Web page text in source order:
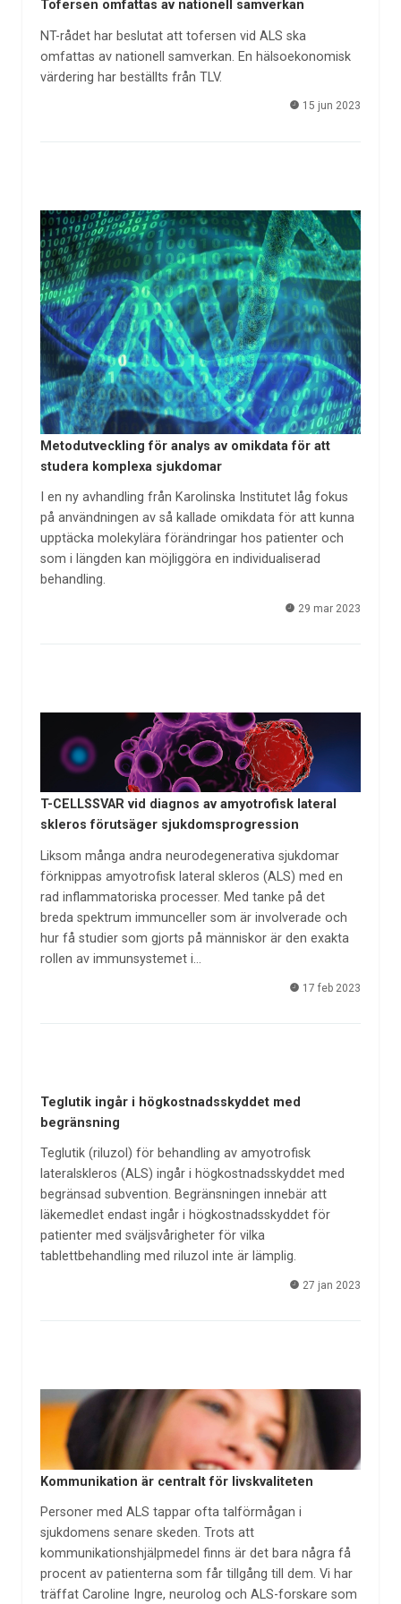
Tofersen omfattas av nationell samverkan
NT-rådet har beslutat att tofersen vid ALS ska
omfattas av nationell samverkan. En hälsoekonomisk
värdering har beställts från TLV.
15 jun 2023
Metodutveckling för analys av omikdata för att
studera komplexa sjukdomar
I en ny avhandling från Karolinska Institutet låg fokus
på användningen av så kallade omikdata för att kunna
upptäcka molekylära förändringar hos patienter och
som i längden kan möjliggöra en individualiserad
behandling.
29 mar 2023
T-CELLSSVAR vid diagnos av amyotrofisk lateral
skleros förutsäger sjukdomsprogression
Liksom många andra neurodegenerativa sjukdomar
förknippas amyotrofisk lateral skleros (ALS) med en
rad inflammatoriska processer. Med tanke på det
breda spektrum immunceller som är involverade och
hur få studier som gjorts på människor är den exakta
rollen av immunsystemet i…
17 feb 2023
Teglutik ingår i högkostnadsskyddet med
begränsning
Teglutik (riluzol) för behandling av amyotrofisk
lateralskleros (ALS) ingår i högkostnadsskyddet med
begränsad subvention. Begränsningen innebär att
läkemedlet endast ingår i högkostnadsskyddet för
patienter med sväljsvårigheter för vilka
tablettbehandling med riluzol inte är lämplig.
27 jan 2023
Kommunikation är centralt för livskvaliteten
Personer med ALS tappar ofta talförmågan i
sjukdomens senare skeden. Trots att
kommunikationshjälpmedel finns är det bara några få
procent av patienterna som får tillgång till dem. Vi har
träffat Caroline Ingre, neurolog och ALS-forskare som